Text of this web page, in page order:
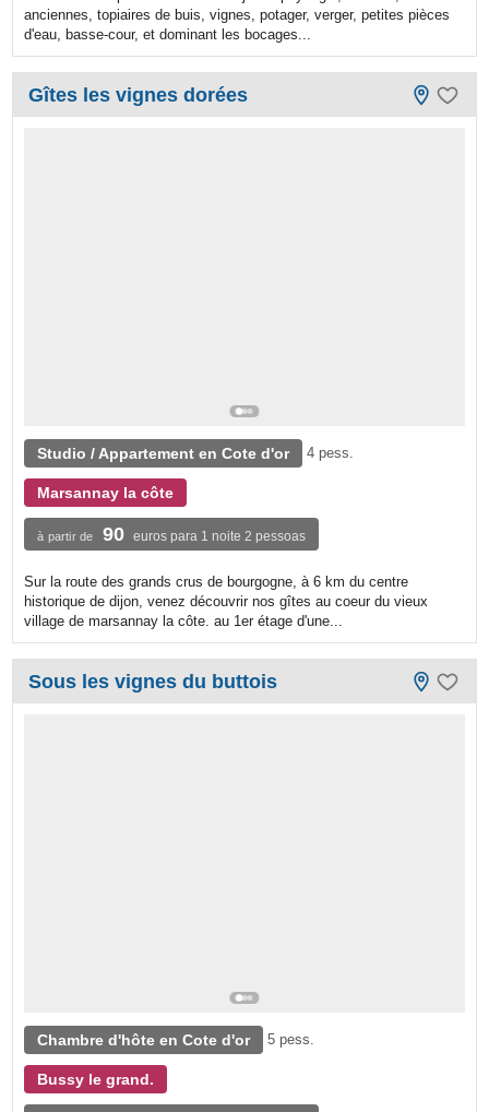
anciennes, topiaires de buis, vignes, potager, verger, petites pièces
d'eau, basse-cour, et dominant les bocages...
Gîtes les vignes dorées
Studio / Appartement en Cote d'or 4 pess.
Marsannay la côte
à partir de 90 euros para 1 noite 2 pessoas
Sur la route des grands crus de bourgogne, à 6 km du centre
historique de dijon, venez découvrir nos gîtes au coeur du vieux
village de marsannay la côte. au 1er étage d'une...
Sous les vignes du buttois
Chambre d'hôte en Cote d'or 5 pess.
Bussy le grand.